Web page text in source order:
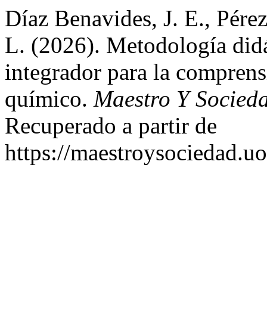
Díaz Benavides, J. E.,
L. (2026). Metodología
integrador para la
químico. Maestro Y
Recuperado a partir de
https://